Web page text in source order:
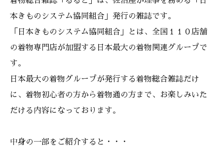
本きものシステム協同組合」発行の雑誌です。
「日本きものシステム協同組合」とは、全国１１０店舗
の着物専門店が加盟する日本最大の着物関連グループで
す。
日本最大の着物グループが発行する着物総合雑誌だけ
に、着物初心者の方から着物通の方まで、お楽しみいた
だける内容になっております。
中身の一部をご紹介すると・・・